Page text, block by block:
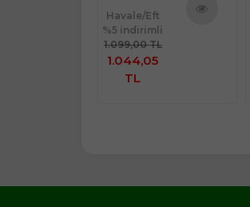
Havale/Eft
%5 indirimli
1.099,00 TL
1.044,05
TL